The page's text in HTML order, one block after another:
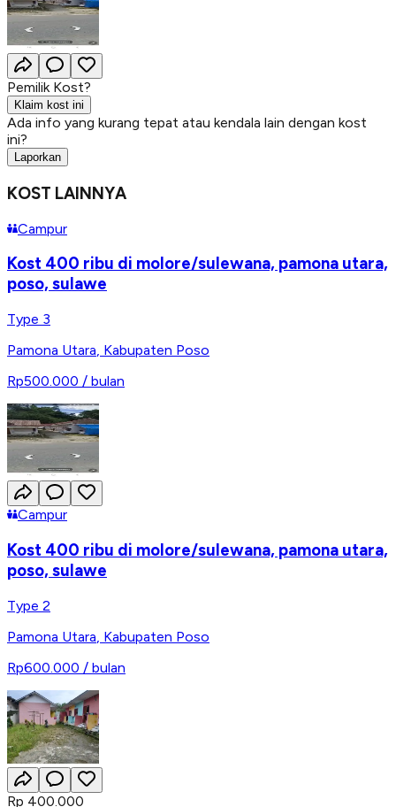
Pemilik Kost?
Klaim kost ini
Ada info yang kurang tepat atau kendala lain dengan kost
ini?
Laporkan
KOST LAINNYA
Campur
Kost 400 ribu di molore/sulewana, pamona utara,
poso, sulawe
Type 3
Pamona Utara, Kabupaten Poso
Rp500.000 / bulan
Campur
Kost 400 ribu di molore/sulewana, pamona utara,
poso, sulawe
Type 2
Pamona Utara Kabupaten Poso
Rp600.000 / bulan
Rp 400.000